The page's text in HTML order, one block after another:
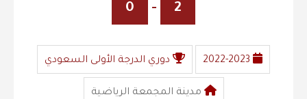
2
-
0
2022-2023 دوري الدرجة الأولى السعودي
مدينة المجمعة الرياضية